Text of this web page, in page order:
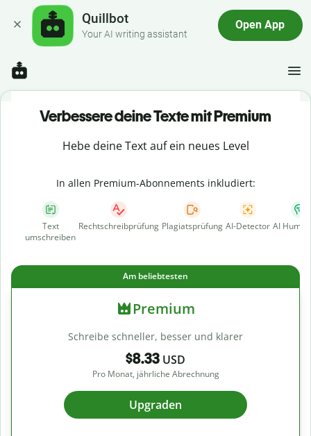
Quillbot
Your AI writing assistant
Open App
Verbessere deine Texte mit Premium
Hebe deine Text auf ein neues Level
In allen Premium-Abonnements inkludiert:
Text
umschreiben
Rechtschreibprüfung Plagiatsprüfung AI-Detector AI
Am beliebtesten
Premium
Schreibe schneller, besser und klarer
$8.33 USD
Pro Monat, jährliche Abrechnung
Upgraden